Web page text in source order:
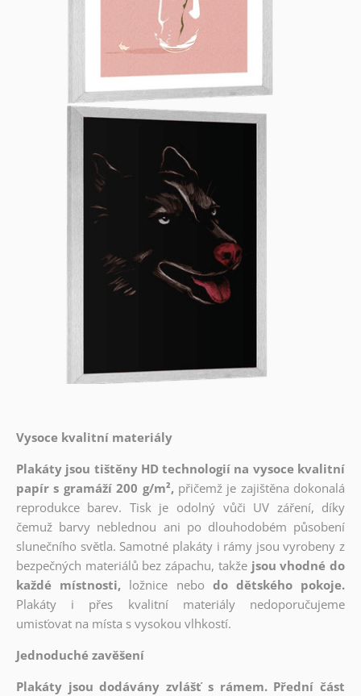
Vysoce kvalitní materiály
Plakáty jsou tištěny HD technologií na vysoce kvalitní
papír s gramáží 200 g/m², přičemž je zajištěna dokonalá
reprodukce barev. Tisk je odolný vůči UV záření, díky
čemuž barvy neblednou ani po dlouhodobém působení
slunečního světla. Samotné plakáty i rámy jsou vyrobeny z
bezpečných materiálů bez zápachu, takže jsou vhodné do
každé místnosti, ložnice nebo do dětského pokoje.
Plakáty i přes kvalitní materiály nedoporučujeme
umisťovat na místa s vysokou vlhkostí.
Jednoduché zavěšení
Plakáty jsou dodávány zvlášť s rámem. Přední část